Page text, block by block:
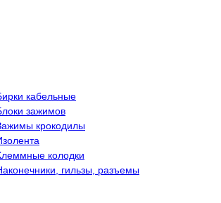
кабельные
зажимов
крокодилы
колодки
гильзы, разъемы